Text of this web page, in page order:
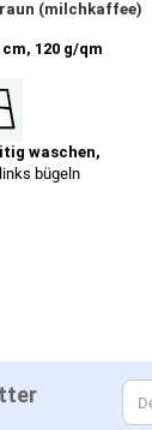
(milchkaffee)
cm, 120 g/qm
waschen,
bügeln